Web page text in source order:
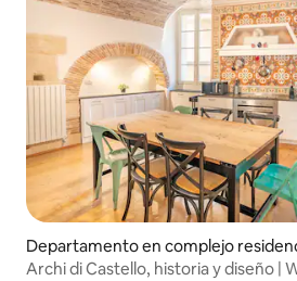
Departamento en complejo
gliari
Archi di Castello, historia y diseño |